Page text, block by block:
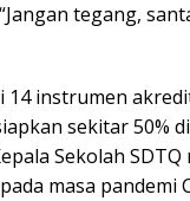
tegang,
14 instrumen
sekitar 50%
Sekolah
masa pandemi